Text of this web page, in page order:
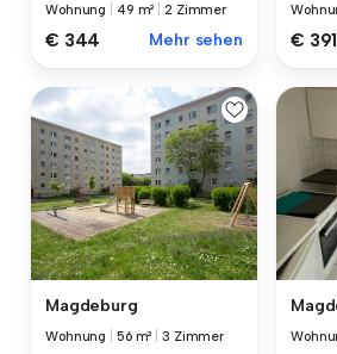
Wohnung 49 m² |2 Zimmer
€ 344 Mehr sehen € 391
Magdeburg
Wohnung 56 m² |3 Zimmer